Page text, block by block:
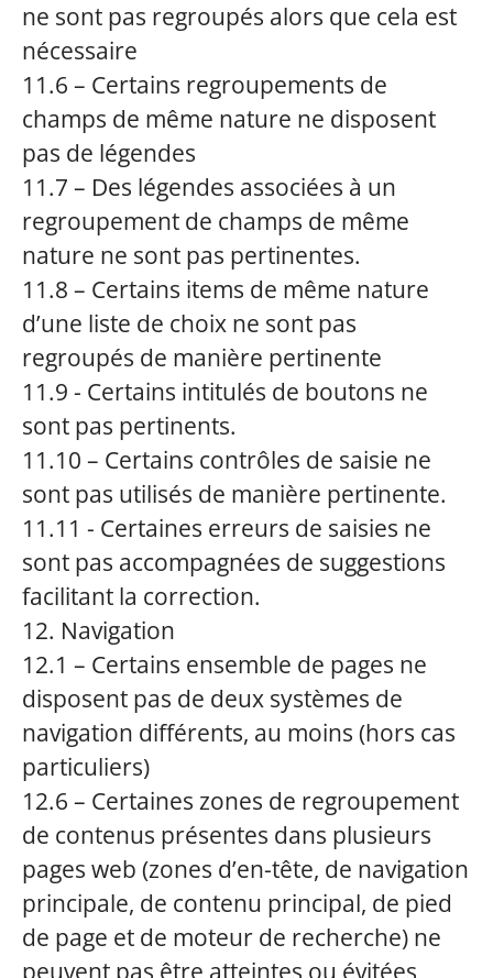
ne sont pas regroupés alors que cela est
nécessaire
11.6 – Certains regroupements de
champs de même nature ne disposent
pas de légendes
11.7 – Des légendes associées à un
regroupement de champs de même
nature ne sont pas pertinentes.
11.8 – Certains items de même nature
d’une liste de choix ne sont pas
regroupés de manière pertinente
11.9 - Certains intitulés de boutons ne
sont pas pertinents.
11.10 – Certains contrôles de saisie ne
sont pas utilisés de manière pertinente.
11.11 - Certaines erreurs de saisies ne
sont pas accompagnées de suggestions
facilitant la correction.
12. Navigation
12.1 – Certains ensemble de pages ne
disposent pas de deux systèmes de
navigation différents, au moins (hors cas
particuliers)
12.6 – Certaines zones de regroupement
de contenus présentes dans plusieurs
pages web (zones d’en-tête, de navigation
principale, de contenu principal, de pied
de page et de moteur de recherche) ne
peuvent pas être atteintes ou évitées